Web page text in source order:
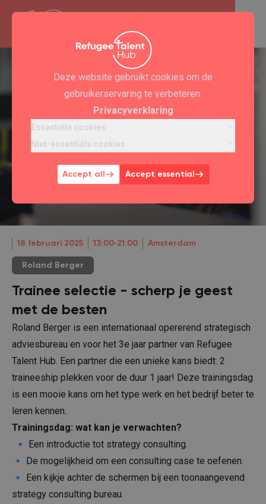
Deze website gebruikt cookies om de
gebruikerservaring te verbeteren.
Privacyverklaring
Essentiële cookies
Niet-essentiële cookies
Accept all Accept essential
18 februari 2025 13:00‐21:00 Amsterdam
Roland Berger
Trainee selectie - scherp je geest
met de besten
Roland Berger is een internationaal opererend strategisch
adviesbureau en voor het 3e jaar partner van Refugee
Talent Hub. Een partner die een unieke kans biedt: 2
traineeship plekken voor de duur 1 jaar! Deze trainingsdag
is een mooie kans om het type werk en het bedrijf beter te
leren kennen.
Trainingsdag: wat kan je verwachten?
🔹 Een introductie tot strategy consulting.
🔹 De mogelijkheid om een consulting case te oefenen.
🔹 Een kijkje achter de schermen bij een toonaangevend
strategy consulting bureau.